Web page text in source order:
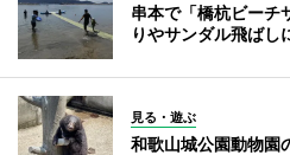
串本で「橋杭ビー
りやサンダル飛ばし
見る・遊ぶ
和歌山城公園動物園